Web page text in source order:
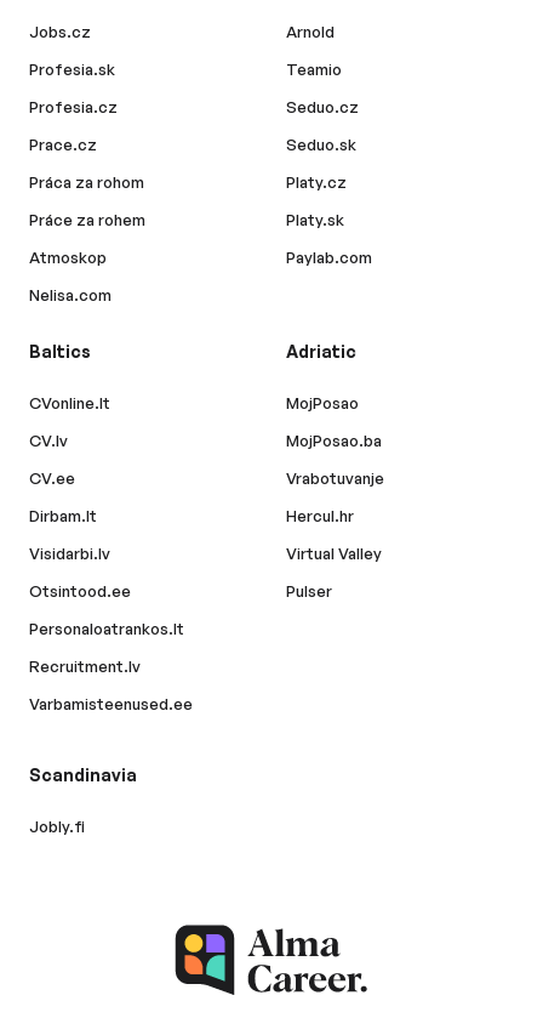
Jobs.cz
Profesia.sk
Profesia.cz
Prace.cz
Práca za rohom
Práce za rohem
Atmoskop
Nelisa.com
Arnold
Teamio
Seduo.cz
Seduo.sk
Platy.cz
Platy.sk
Paylab.com
Baltics
CVonline.lt
CV.lv
CV.ee
Dirbam.lt
Visidarbi.lv
Otsintood.ee
Personaloatrankos.lt
Recruitment.lv
Varbamisteenused.ee
Adriatic
MojPosao
MojPosao.ba
Vrabotuvanje
Hercul.hr
Virtual Valley
Pulser
Scandinavia
Jobly.fi